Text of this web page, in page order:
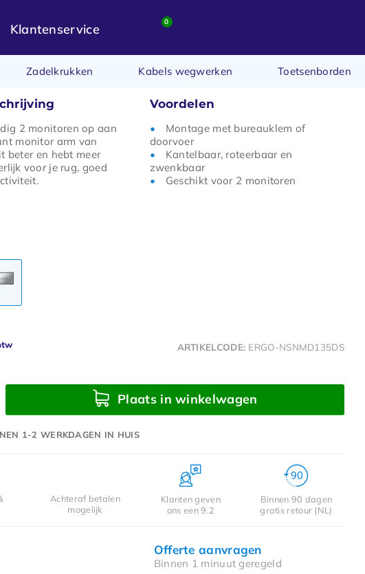
Klantenservice 0
Zadelkrukken Kabels wegwerken Toetsenborden
2 monitoren op aan
monitor arm van
beter en hebt meer
voor je rug, goed
Voordelen
Montage met bureauklem of
doorvoer
Kantelbaar, roteerbaar en
zwenkbaar
Geschikt voor 2 monitoren
ARTIKELCODE: ERGO-NSNMD135DS
Plaats in winkelwagen
1-2 WERKDAGEN IN HUIS
Achteraf betalen
mogelijk
Klanten geven
ons een 9.2
Binnen 90 dagen
gratis retour (NL)
Offerte aanvragen
Binnen 1 minuut geregeld